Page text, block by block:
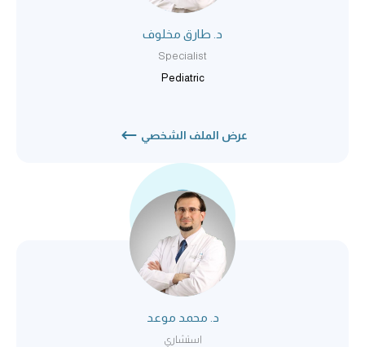
د. طارق مخلوف
Specialist
Pediatric
عرض الملف الشخصي
د. محمد موعد
استشاري